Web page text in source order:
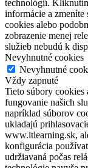
technológií.
informácie a zmeníte
cookies alebo
zobrazenie menej
služieb nebudú k
Nevyhnutné cookies
Nevyhnutné
Vždy zapnuté
Tieto súbory cookies
fungovanie našich
napríklad súborov
ukladajú
www.itlearning.sk,
konfigurácia
udržiavaná počas